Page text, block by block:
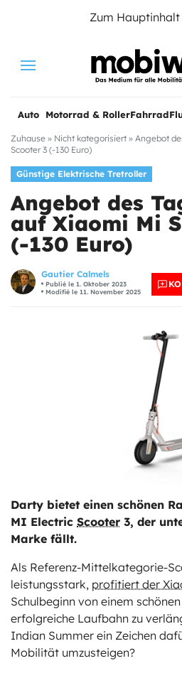
Zum
Menu
Auto Motorrad & RollerFahrrad
Zuhause » Nicht kategorisiert » Angebot
Scooter 3 (-130 Euro)
Günstige Elektrische Tretroller
Angebot des
auf Xiaomi Mi
(-130 Euro)
Gautier Calmels
Publié le 1. Oktober 2023
Modifié le 11. November 2025
Darty bietet einen schönen
MI Electric Scooter 3, der
Marke fällt.
Als Referenz-Mittelkategorie-
leistungsstark, profitiert der
Schulbeginn von einem
erfolgreiche Laufbahn zu
Indian Summer ein Zeichen
Mobilität umzusteigen?